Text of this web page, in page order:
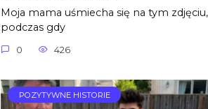
Moja mama uśmiecha się na tym zdjęciu,
podczas gdy
0 426
POZYTYWNE HISTORIE